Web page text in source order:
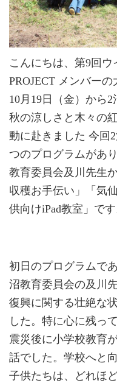
こんにちは、第9回
PROJECT メンバーの
10月19日（金）から
秋の涼しさと木々の
動に赴きました 今回
つのプログラムがあ
教育委員会及川先生
収穫お手伝い」「気
供向けiPad教室」です
初日のプログラムで
沼教育委員会の及川
復興に関する壮絶な
した。特に心に残っ
震災後に小学校教育
話でした。学校へと
子供たちは、どれほ